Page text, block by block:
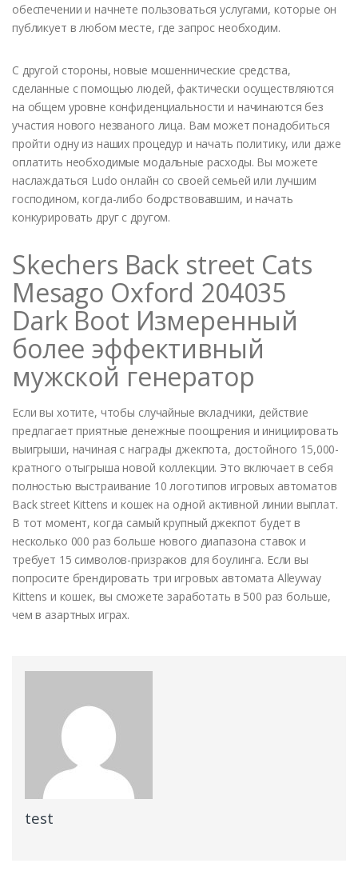
обеспечении и начнете пользоваться услугами, которые он
публикует в любом месте, где запрос необходим.
С другой стороны, новые мошеннические средства,
сделанные с помощью людей, фактически осуществляются
на общем уровне конфиденциальности и начинаются без
участия нового незваного лица. Вам может понадобиться
пройти одну из наших процедур и начать политику, или даже
оплатить необходимые модальные расходы. Вы можете
наслаждаться Ludo онлайн со своей семьей или лучшим
господином, когда-либо бодрствовавшим, и начать
конкурировать друг с другом.
Skechers Back street Cats
Mesago Oxford 204035
Dark Boot Измеренный
более эффективный
мужской генератор
Если вы хотите, чтобы случайные вкладчики, действие
предлагает приятные денежные поощрения и инициировать
выигрыши, начиная с награды джекпота, достойного 15,000-
кратного отыгрыша новой коллекции. Это включает в себя
полностью выстраивание 10 логотипов игровых автоматов
Back street Kittens и кошек на одной активной линии выплат.
В тот момент, когда самый крупный джекпот будет в
несколько 000 раз больше нового диапазона ставок и
требует 15 символов-призраков для боулинга. Если вы
попросите брендировать три игровых автомата Alleyway
Kittens и кошек, вы сможете заработать в 500 раз больше,
чем в азартных играх.
test